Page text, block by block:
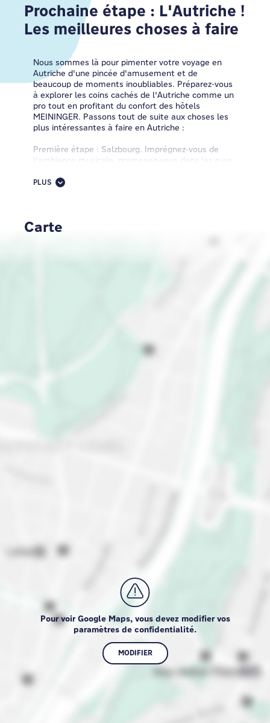
Prochaine étape : L'Autriche !
Les meilleures choses à faire
Nous sommes là pour pimenter votre voyage en
Autriche d'une pincée d'amusement et de
beaucoup de moments inoubliables. Préparez-vous
à explorer les coins cachés de l'Autriche comme un
pro tout en profitant du confort des hôtels
MEININGER. Passons tout de suite aux choses les
plus intéressantes à faire en Autriche :
Première étape : Salzbourg. Imprégnez-vous de
l'ambiance musicale, promenez-vous dans les rues
Hohensalzburg. Et bien sûr, offrez-vous une
que vous goûtiez un Mozartkugel, cette ville
Palais du Belvédère et prenez un selfie avec la
PLUS
Carte
Pour voir Google Maps, vous devez modifier vos
paramètres de confidentialité.
MODIFIER